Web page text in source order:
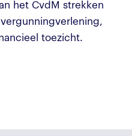
het CvdM strekken
toezicht.